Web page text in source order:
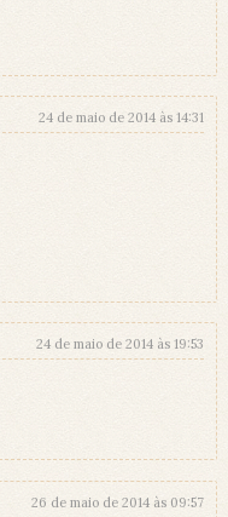
24 de maio de 2014 às 14:31
24 de maio de 2014 às 19:53
26 de maio de 2014 às 09:57